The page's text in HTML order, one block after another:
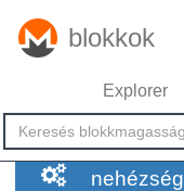
blokkok
Explorer
nehézség